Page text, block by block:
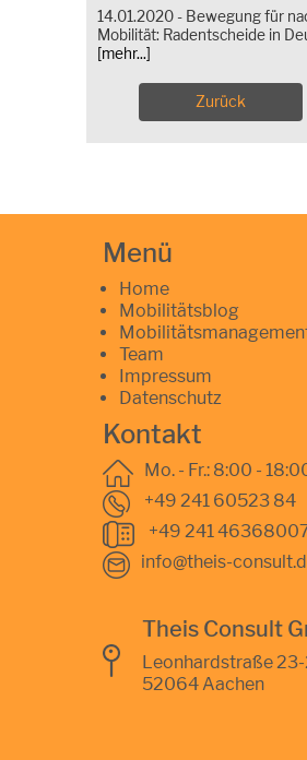
14.01.2020 - Bewegung für
Mobilität: Radentscheide in
[mehr...]
Zurück
Menü
Home
Mobilitätsblog
Team
Impressum
Datenschutz
Kontakt
Mo. - Fr.: 8:00 -
+49 241 60523 84
+49 241
info@theis-
Theis Consult
Leonhardstraße
52064 Aachen